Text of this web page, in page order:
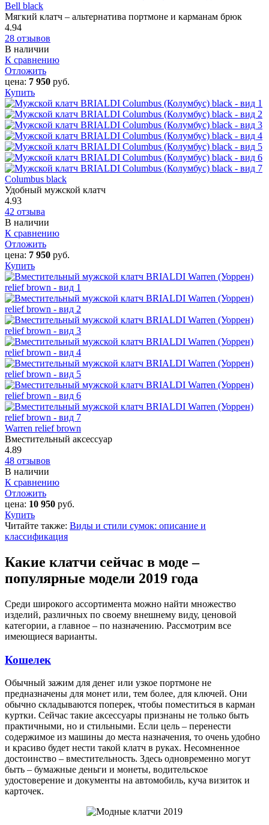
Bell black
Мягкий клатч – альтернатива портмоне и карманам брюк
4.94
28 отзывов
В наличии
К сравнению
Отложить
цена: 7 950 руб.
Купить
Columbus black
Удобный мужской клатч
4.93
42 отзыва
В наличии
К сравнению
Отложить
цена: 7 950 руб.
Купить
Warren relief brown
Вместительный аксессуар
4.89
48 отзывов
В наличии
К сравнению
Отложить
цена: 10 950 руб.
Купить
Читайте также: Виды и стили сумок: описание и
классификация
Какие клатчи сейчас в моде –
популярные модели 2019 года
Среди широкого ассортимента можно найти множество
изделий, различных по своему внешнему виду, ценовой
категории, а главное – по назначению. Рассмотрим все
имеющиеся варианты.
Кошелек
Обычный зажим для денег или узкое портмоне не
предназначены для монет или, тем более, для ключей. Они
обычно складываются поперек, чтобы поместиться в карман
куртки. Сейчас такие аксессуары признаны не только быть
практичными, но и стильными. Если цель – перенести
содержимое из машины до места назначения, то очень удобно
и красиво будет нести такой клатч в руках. Несомненное
достоинство – вместительность. Здесь одновременно могут
быть – бумажные деньги и монеты, водительское
удостоверение и документы на автомобиль, куча визиток и
карточек.